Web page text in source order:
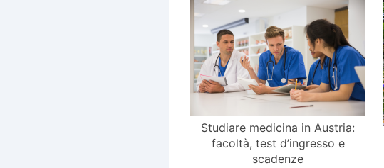
Studiare medicina in Austria:
facoltà, test d’ingresso e
scadenze